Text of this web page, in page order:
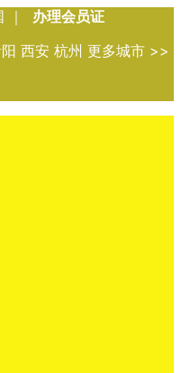
｜
办理会员证
西安 杭州 更多城市 >>